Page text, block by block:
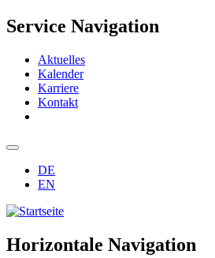
Service Navigation
Aktuelles
Kalender
Karriere
Kontakt
DE
EN
Horizontale Navigation